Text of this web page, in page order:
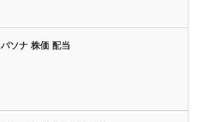
パソナ 株価 配当